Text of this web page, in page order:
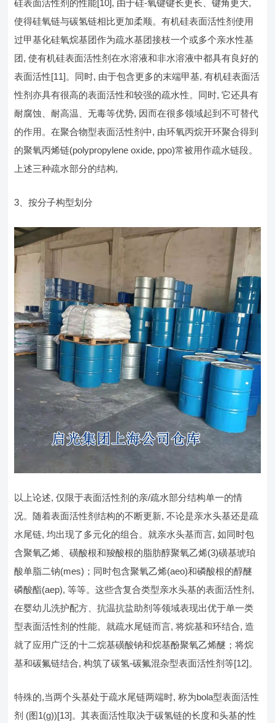
硅表面活性剂的性能[10], 由于硅-氧键键长更长、键角更大,
使得硅氧链与碳氢链相比更加柔顺。有机硅表面活性剂使用
过甲基化硅氧烷基团作为疏水基团接枝一个或多个亲水性基
团, 使有机硅表面活性剂在水溶液和非水溶液中都具有良好的
表面活性[11]。同时, 由于包含更多的末端甲基, 有机硅表面活
性剂亦具有很高的表面活性和较强的疏水性。同时, 它还具有
耐腐蚀、耐高温、无毒等优势, 因而在很多领域起到不可替代
的作用。在聚合物型表面活性剂中, 由环氧丙烷开环聚合得到
的聚氧丙烯链(polypropylene oxide, ppo)常被用作疏水链段。
上述三种疏水部分的结构,
3、按分子构型划分
以上论述, 仅限于表面活性剂的亲/疏水部分结构单一的情
况。随着表面活性剂结构的不断更新, 不论是亲水头基还是疏
水尾链, 均出现了多元化的组合。就亲水头基而言, 如同时包
含聚氧乙烯、磺酸根和羧酸根的脂肪醇聚氧乙烯(3)磺基琥珀
酸单脂二钠(mes)；同时包含聚氧乙烯(aeo)和磷酸根的醇醚
磷酸酯(aep), 等等。这些含复合类型亲水头基的表面活性剂,
在婴幼儿洗护配方、抗温抗盐助剂等领域表现出优于单一类
型表面活性剂的性能。就疏水尾链而言, 将烷基和环结合, 造
就了应用广泛的十二烷基磺酸钠和烷基酚聚氧乙烯醚；将烷
基和碳氟链结合, 构筑了碳氢-碳氟混杂型表面活性剂等[12]。
特殊的,当两个头基处于疏水尾链两端时, 称为bola型表面活性
剂 (图1(g))[13]。其表面活性取决于碳氢链的长度和头基的性